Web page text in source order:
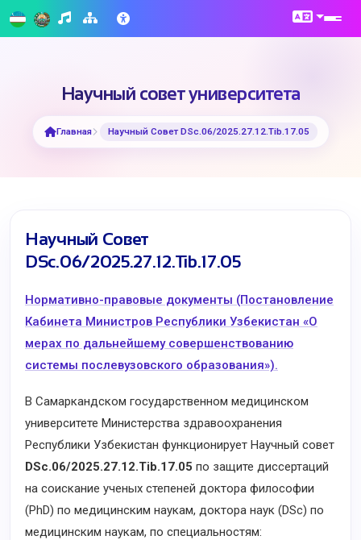
Научный совет университета
Главная Научный Совет DSc.06/2025.27.12.Tib.17.05
Научный Совет
DSc.06/2025.27.12.Tib.17.05
Нормативно-правовые документы (Постановление
Кабинета Министров Республики Узбекистан «О
мерах по дальнейшему совершенствованию
системы послевузовского образования»).
В Самаркандском государственном медицинском
университете Министерства здравоохранения
Республики Узбекистан функционирует Научный совет
DSc.06/2025.27.12.Tib.17.05 по защите диссертаций
на соискание ученых степеней доктора философии
(PhD) по медицинским наукам, доктора наук (DSc) по
медицинским наукам, по специальностям: